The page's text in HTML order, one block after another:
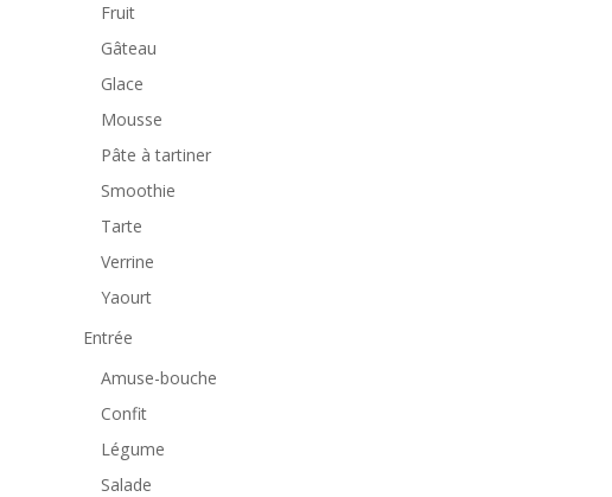
Fruit
Gâteau
Glace
Mousse
Pâte à tartiner
Smoothie
Tarte
Verrine
Yaourt
Entrée
Amuse-bouche
Confit
Légume
Salade